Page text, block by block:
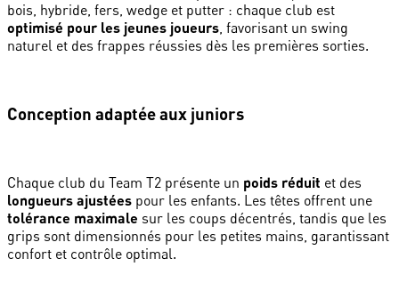
bois, hybride, fers, wedge et putter : chaque club est
optimisé pour les jeunes joueurs, favorisant un swing
naturel et des frappes réussies dès les premières sorties.
Conception adaptée aux juniors
Chaque club du Team T2 présente un poids réduit et des
longueurs ajustées pour les enfants. Les têtes offrent une
tolérance maximale sur les coups décentrés, tandis que les
grips sont dimensionnés pour les petites mains, garantissant
confort et contrôle optimal.